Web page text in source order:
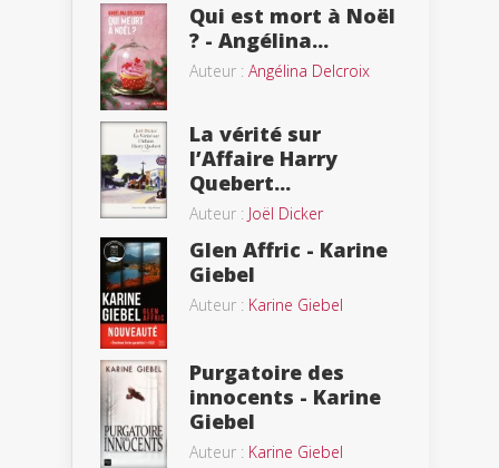
Qui est mort à Noël
? - Angélina...
Auteur : Angélina Delcroix
La vérité sur
l’Affaire Harry
Quebert...
Auteur : Joël Dicker
Glen Affric - Karine
Giebel
Auteur : Karine Giebel
Purgatoire des
innocents - Karine
Giebel
Auteur : Karine Giebel